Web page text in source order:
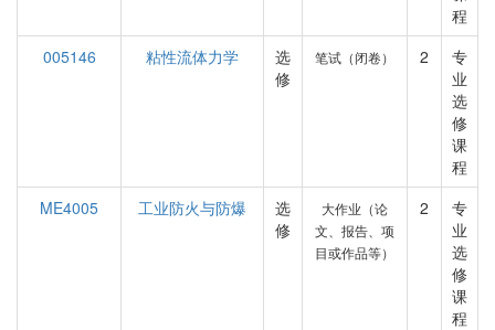
程
005146
粘性流体力学
选
修
笔试（闭卷） 2
专
业
选
修
课
程
ME4005
工业防火与防爆
选
修
大作业（论
文、报告、项
目或作品等）
2
专
业
选
修
课
程